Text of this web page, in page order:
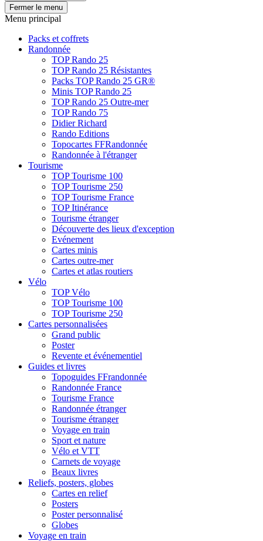
Fermer le menu
Menu principal
Packs et coffrets
Randonnée
TOP Rando 25
TOP Rando 25 Résistantes
Packs TOP Rando 25 GR®
Minis TOP Rando 25
TOP Rando 25 Outre-mer
TOP Rando 75
Didier Richard
Rando Editions
Topocartes FFRandonnée
Randonnée à l'étranger
Tourisme
TOP Tourisme 100
TOP Tourisme 250
TOP Tourisme France
TOP Itinérance
Tourisme étranger
Découverte des lieux d'exception
Evénement
Cartes minis
Cartes outre-mer
Cartes et atlas routiers
Vélo
TOP Vélo
TOP Tourisme 100
TOP Tourisme 250
Cartes personnalisées
Grand public
Poster
Revente et événementiel
Guides et livres
Topoguides FFrandonnée
Randonnée France
Tourisme France
Randonnée étranger
Tourisme étranger
Voyage en train
Sport et nature
Vélo et VTT
Carnets de voyage
Beaux livres
Reliefs, posters, globes
Cartes en relief
Posters
Poster personnalisé
Globes
Voyage en train